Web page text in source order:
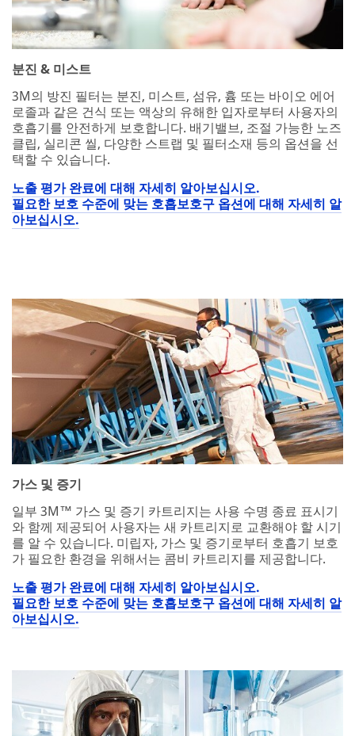
분진 & 미스트
3M의 방진 필터는 분진, 미스트, 섬유, 흄 또는 바이오 에어
로졸과 같은 건식 또는 액상의 유해한 입자로부터 사용자의
호흡기를 안전하게 보호합니다. 배기밸브, 조절 가능한 노즈
클립, 실리콘 씰, 다양한 스트랩 및 필터소재 등의 옵션을 선
택할 수 있습니다.
노출 평가 완료에 대해 자세히 알아보십시오.
필요한 보호 수준에 맞는 호흡보호구 옵션에 대해 자세히 알
아보십시오.
가스 및 증기
일부 3M™ 가스 및 증기 카트리지는 사용 수명 종료 표시기
와 함께 제공되어 사용자는 새 카트리지로 교환해야 할 시기
를 알 수 있습니다. 미립자, 가스 및 증기로부터 호흡기 보호
가 필요한 환경을 위해서는 콤비 카트리지를 제공합니다.
노출 평가 완료에 대해 자세히 알아보십시오.
필요한 보호 수준에 맞는 호흡보호구 옵션에 대해 자세히 알
아보십시오.